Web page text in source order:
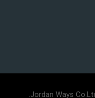
Jordan Ways